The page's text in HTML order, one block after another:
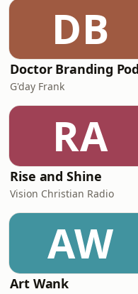
DB
G'day Frank
RA
Rise and Shine
Vision Christian Radio
AW
Art Wank